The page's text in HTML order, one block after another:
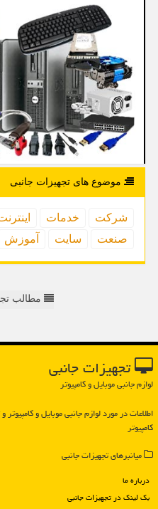
موضوع های تجهیزات جانبی
شركت خدمات
صنعت
سایت آموزش
مطالب
تجهیزات جانبی
لوازم جانبی موبایل و کامپیوتر
اطلاعات در مورد لوازم جانبی موبایل و
كامپیوتر
میانبرهای تجهیزات جانبی
درباره ما
بک لینک در تجهیزات جانبی